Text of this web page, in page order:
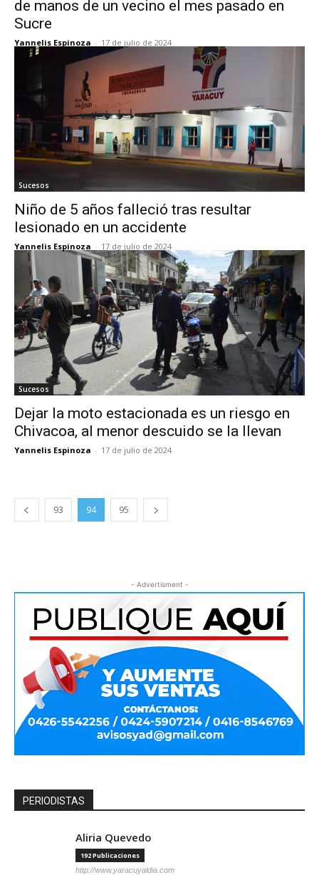
de manos de un vecino el mes pasado en
Sucre
Yannelis Espinoza - 17 de julio de 2024
Sucesos
Niño de 5 años falleció tras resultar
lesionado en un accidente
Yannelis Espinoza - 17 de julio de 2024
Sucesos
Dejar la moto estacionada es un riesgo en
Chivacoa, al menor descuido se la llevan
Yannelis Espinoza - 17 de julio de 2024
93 94 95
- Advertisment -
PERIODISTAS
Aliria Quevedo
192 Publicaciones
http://www.yaracuyaldia.com